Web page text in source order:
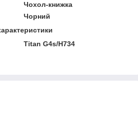
Чохол-книжка
Чорний
Titan G4s/H734